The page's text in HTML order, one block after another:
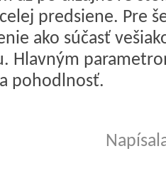
predsiene. Pre
ako súčasť
Hlavným
pohodlnosť.